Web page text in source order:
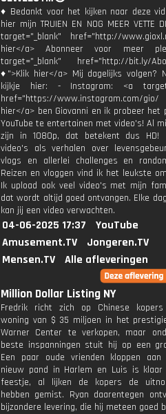
♦ Bedankt voor het kijken naar deze
hier mijn TRUIEN EN NOG MEER VETTE
target="_blank" href="http://
hier</a> Abonneer voor meer
target="_blank" href="http://bit.ly/
♦">Klik hier</a> Mij dagelijks volgen?
kijkje hier: - Instagram: <a
href="https://www.instagram.com/
hier</a> ben Giovanni en ik probeer het
YouTube te entertainen met video's! Al
zijn in 1080p, dat betekent dus HD!
video's als verhalen over
vlogs en allerlei challenges en
Reizen en vloggen vind ik het leukste
Ik upload ook veel video's met mijn
dat wordt altijd goed ontvangen. Elke
kan jij een video verwachten.
04-06-2025 17:37
YouTube
Amusement.TV
Jongeren.TV
Mensen.TV
Alle afleveringen
Million Dollar Listing NY
Fredrik richt zich op Chinese
woning van $ 35 miljoen in het
Warner Center te verkopen, maar
beste inspanningen stuit hij op een
Een paar oude vrienden kloppen
nieuw pand in Harlem en Luis is
feestje, al lijken de kopers de
hebben gemist. Ryan daarentegen
bijzondere levering, die hij meteen goed